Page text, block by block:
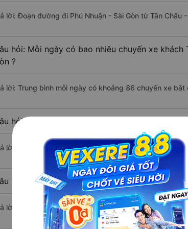
lời: Đoạn đường đi Phú Nhuận - Sài Gòn từ Tân Châu
hỏi: Mỗi ngày có bao nhiêu chuyến xe khách
?
lời: Trung bình mỗi ngày có khoảng 86 chuyến xe
hỏi: Nhà xe đi Tân Châu - Tây Ninh Phú
lời: Chuyến xe có giờ xuất phát sớm nhất vào lúc
hỏi: Nhà xe đi Phú Nhuận - Sài Gòn từ Tân
lời: Chuyến xe có giờ xuất phát trễ (muộn) nhất là